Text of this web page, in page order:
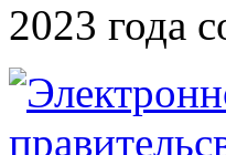
2023 года